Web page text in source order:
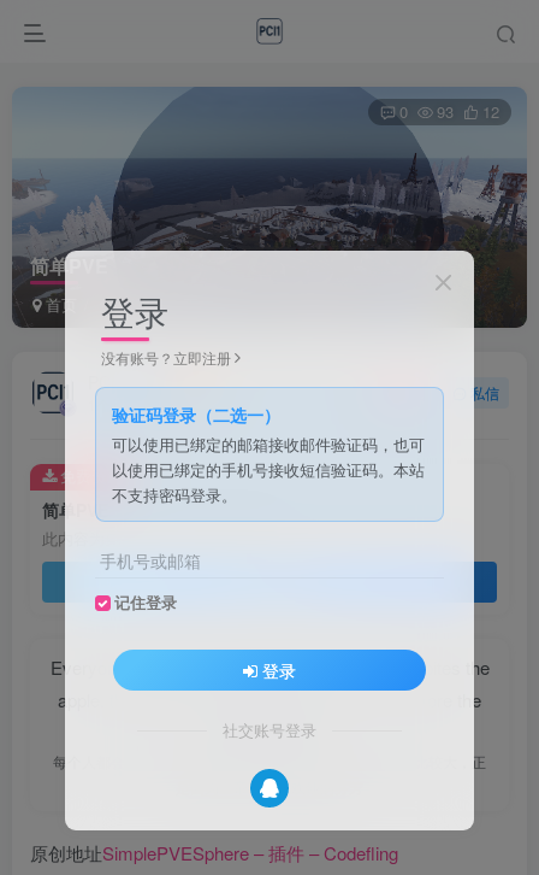
简单PVE
首页 免费插件
0 93 12
PCI1
1个月前发布
关注 私信
简单PVE
此内容为免费资源，请登录后查看
免费资源
Everyone has its disadvantage just like the god bites the
apple. the bigger disadvantage you have, the more the
god appreciate it.
每个人都会有缺陷，就像被上帝咬过的苹果，有的人缺陷比较大，正
是因为上帝特别喜欢他的芬芳
原创地址SimplePVESphere – 插件 – Codefling
登录
没有账号？立即注册
验证码登录（二选一）
可以使用已绑定的邮箱接收邮件验证码，也可
以使用已绑定的手机号接收短信验证码。本站
不支持密码登录。
手机号或邮箱
记住登录
登录
社交账号登录